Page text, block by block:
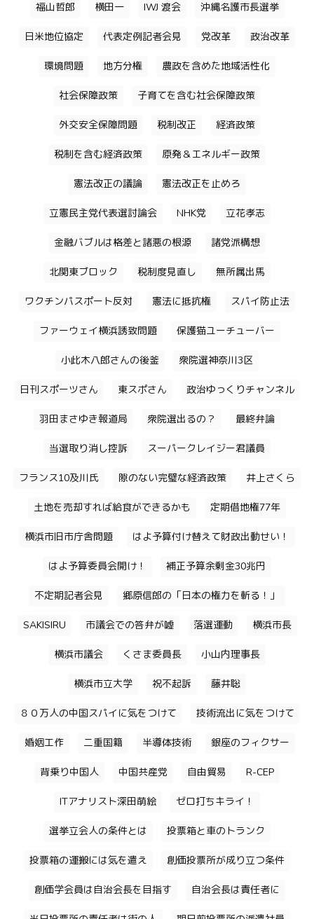
福山哲郎 横田一 IWJ 渡会 沖縄名護市長選挙
日米地位協定 代表定例記者会見 党改革 政治改革
環境問題 地方分権 農政を含めた地域活性化
社会保障政策 子育てを含む社会保障政策
外交安全保障問題 税制改正 経済政策
税制を含む経済政策 原発＆エネルギー政策
憲法改正の議論 憲法改正を止めろ
立憲民主党代表選討論会 NHK党 立花孝志
金融バブルは格差と諸悪の根源 諸党派構想
北関東ブロック 税制度見直し 無所属出馬
ワクチンパスポート反対 憲法に抵抗権 スパイ防止法
ファーウェイ横浜誘致問題 保護猫ユーチューバー
小此木八郎さんの後釜 衆院選神奈川3区
日刊スポーツさん 東スポさん 政治ゆっくりチャンネル
羽田まさゆき報道局 衆院選出るの？ 最終弁論
当選取り消し控訴 スーパークレイジー君議員
フランス10及川氏 隙のない完璧な経済政策 井上さくら
土地を売却すれば給食ができるかも 定期借地権77年
横浜市旧市庁舎問題 はよ予算付け替えて財政出動せい！
はよ予算委員会開け！ 補正予算余剰金30兆円
不定期記者会見 郷原信郎の「日本の権力を斬る！」
SAKISIRU 市議会での答弁が嘘 落選運動 横浜市長
横浜市議会 くさま委員長 小山内理事長
横浜市立大学 祝不起訴 藤井聡
８０万人の中国スパイに気をつけて 技術流出に気をつけて
婚姻工作 二重国籍 半導体技術 銀座のフィクサー
背乗り中国人 中国共産党 自由貿易 R-CEP
ITアナリスト深田萌絵 ゼロ打ちキライ！
選挙立会人の条件とは 投票箱と車のトランク
投票箱の運搬には気を遣え 創価投票所が成り立つ条件
創価学会員は自治会長を目指す 自治会長は責任者に